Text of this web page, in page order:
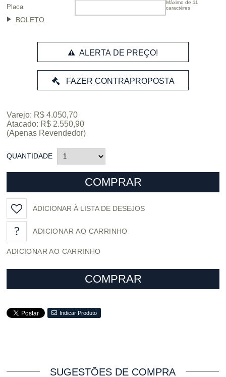
Placa
Máximo de 11
caractéres
BOLETO
ALERTA DE PREÇO!
Varejo: R$ 4.050,70
Atacado: R$ 2.550,90
(Apenas Revendedor)
QUANTIDADE
COMPRAR
ADICIONAR À LISTA DE DESEJOS
ADICIONAR AO CARRINHO
COMPRAR
Indicar Produto
SUGESTÕES DE COMPRA